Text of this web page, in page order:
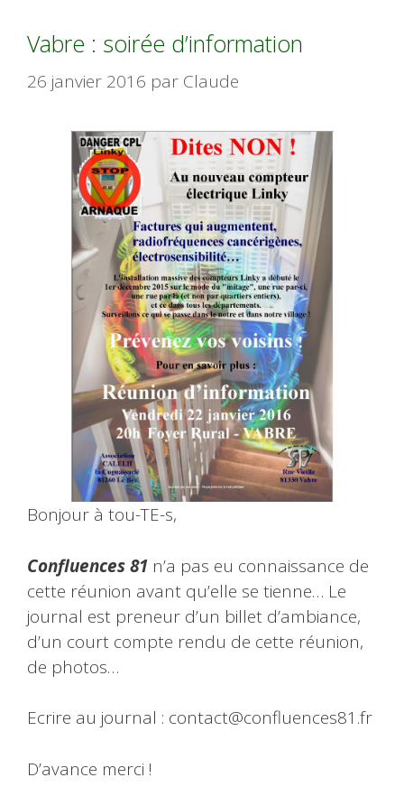
Vabre : soirée d’information
26 janvier 2016 par Claude
Bonjour à tou-TE-s,
Confluences 81 n’a pas eu connaissance de
cette réunion avant qu’elle se tienne… Le
journal est preneur d’un billet d’ambiance,
d’un court compte rendu de cette réunion,
de photos…
Ecrire au journal : contact@confluences81.fr
D’avance merci !